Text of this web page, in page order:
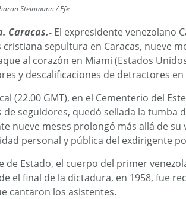
Steinmann / Efe
Caracas.- El expresidente venezolano
sepultura en Caracas, nueve
al corazón en Miami (Estados
y descalificaciones de detractores en
(22.00 GMT), en el Cementerio del
de seguidores, quedó sellada la tumba
nueve meses prolongó más allá de
personal y pública del exdirigente
de Estado, el cuerpo del primer
el final de la dictadura, en 1958, fue
cantaron los asistentes.